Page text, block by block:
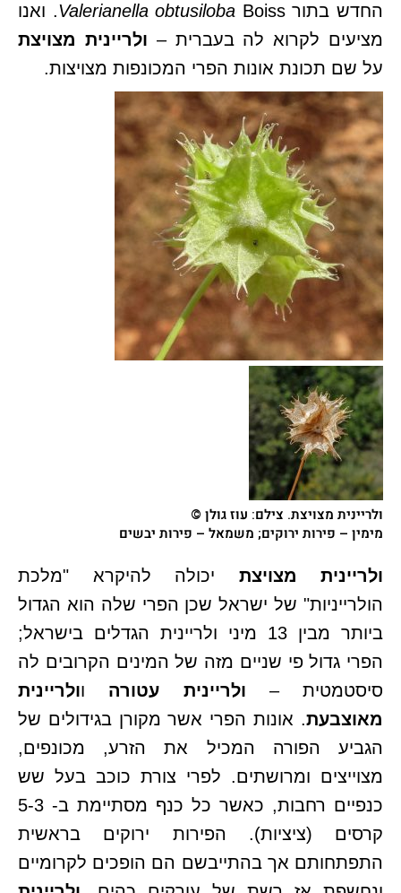
החדש בתור
Valerianella obtusilobaBoiss. ואנו
מציעים לקרוא לה בעברית – ולריינית מצויצת
על שם תכונת אונות הפרי המכונפות מצויצות.
ולריינית מצויצת. צילם: עוז גולן ©
מימין – פירות ירוקים; משמאל – פירות יבשים
ולריינית מצויצת יכולה להיקרא "מלכת
הולרייניות" של ישראל שכן הפרי שלה הוא הגדול
ביותר מבין 13 מיני ולריינית הגדלים בישראל;
הפרי גדול פי שניים מזה של המינים הקרובים לה
סיסטמטית – ולריינית עטורה וולריינית
מאוצבעת. אונות הפרי אשר מקורן בגידולים של
הגביע הפורה המכיל את הזרע, מכונפים,
מצוייצים ומרושתים. לפרי צורת כוכב בעל שש
כנפיים רחבות, כאשר כל כנף מסתיימת ב- 5-3
קרסים (ציציות). הפירות ירוקים בראשית
התפתחותם אך בהתייבשם הם הופכים לקרומיים